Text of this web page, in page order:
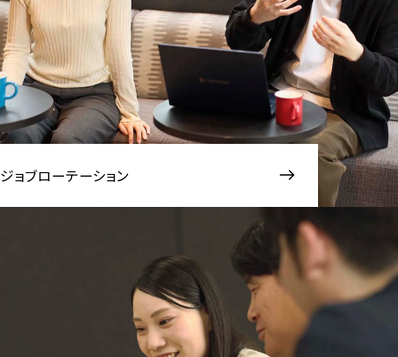
ジョブローテーション